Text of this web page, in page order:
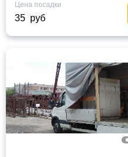
Цена посадки
35 руб